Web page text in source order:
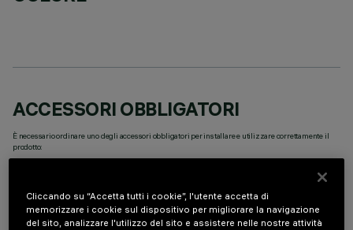
ACCESSORI OBBLIGATORI
È necessario ordinare uno degli accessori obbligatori per installare e utilizzare correttamente il
prodotto:
Cliccando su “Accetta tutti i cookie”, l'utente accetta di
memorizzare i cookie sul dispositivo per migliorare la navigazione
del sito, analizzare l'utilizzo del sito e assistere nelle nostre attività